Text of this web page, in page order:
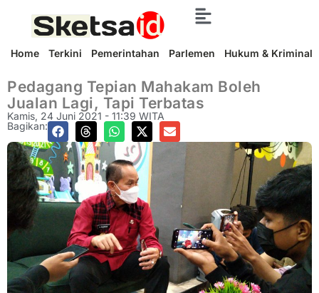
Home Terkini Pemerintahan Parlemen Hukum & Kriminal
Pedagang Tepian Mahakam Boleh
Jualan Lagi, Tapi Terbatas
Kamis, 24 Juni 2021 - 11:39 WITA
Bagikan: